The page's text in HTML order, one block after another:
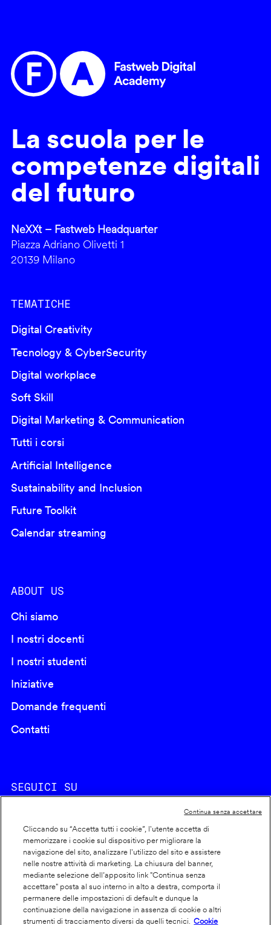
La scuola per le
competenze digitali
del futuro
NeXXt – Fastweb Headquarter
Piazza Adriano Olivetti 1
20139 Milano
TEMATICHE
Digital Creativity
Tecnology & CyberSecurity
Digital workplace
Soft Skill
Digital Marketing & Communication
Tutti i corsi
Artificial Intelligence
Sustainability and Inclusion
Future Toolkit
Calendar streaming
ABOUT US
Chi siamo
I nostri docenti
I nostri studenti
Iniziative
Domande frequenti
Contatti
SEGUICI SU
Footer
info
Cookie policy
Dichiarazione di accessibilità
Privacy
Cliccando su “Accetta tutti i cookie”, l'utente accetta di
memorizzare i cookie sul dispositivo per migliorare la
navigazione del sito, analizzare l'utilizzo del sito e assistere
nelle nostre attività di marketing. La chiusura del banner,
mediante selezione dell’apposito link "Continua senza
accettare" posta al suo interno in alto a destra, comporta il
permanere delle impostazioni di default e dunque la
continuazione della navigazione in assenza di cookie o altri
strumenti di tracciamento diversi da quelli tecnici.
Cookie
Continua senza accettare